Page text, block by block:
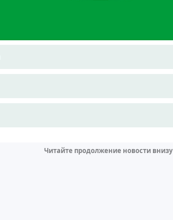
Читайте продолжение новости внизу